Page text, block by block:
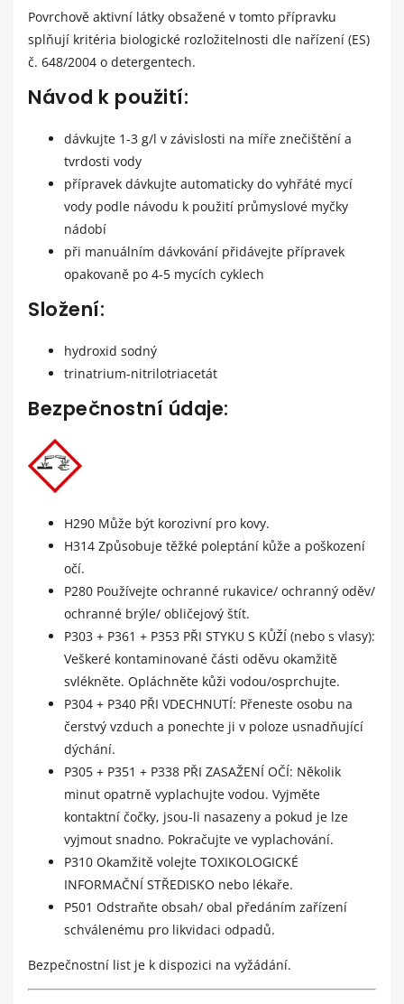
Povrchově aktivní látky obsažené v tomto přípravku
splňují kritéria biologické rozložitelnosti dle nařízení (ES)
č. 648/2004 o detergentech.
Návod k použití:
dávkujte 1-3 g/l v závislosti na míře znečištění a
tvrdosti vody
přípravek dávkujte automaticky do vyhřáté mycí
vody podle návodu k použití průmyslové myčky
nádobí
při manuálním dávkování přidávejte přípravek
opakovaně po 4-5 mycích cyklech
Složení:
hydroxid sodný
trinatrium-nitrilotriacetát
Bezpečnostní údaje:
H290 Může být korozivní pro kovy.
H314 Způsobuje těžké poleptání kůže a poškození
očí.
P280 Používejte ochranné rukavice/ ochranný oděv/
ochranné brýle/ obličejový štít.
P303 + P361 + P353 PŘI STYKU S KŮŽÍ (nebo s vlasy):
Veškeré kontaminované části oděvu okamžitě
svlékněte. Opláchněte kůži vodou/osprchujte.
P304 + P340 PŘI VDECHNUTÍ: Přeneste osobu na
čerstvý vzduch a ponechte ji v poloze usnadňující
dýchání.
P305 + P351 + P338 PŘI ZASAŽENÍ OČÍ: Několik
minut opatrně vyplachujte vodou. Vyjměte
kontaktní čočky, jsou-li nasazeny a pokud je lze
vyjmout snadno. Pokračujte ve vyplachování.
P310 Okamžitě volejte TOXIKOLOGICKÉ
INFORMAČNÍ STŘEDISKO nebo lékaře.
P501 Odstraňte obsah/ obal předáním zařízení
schválenému pro likvidaci odpadů.
Bezpečnostní list je k dispozici na vyžádání.